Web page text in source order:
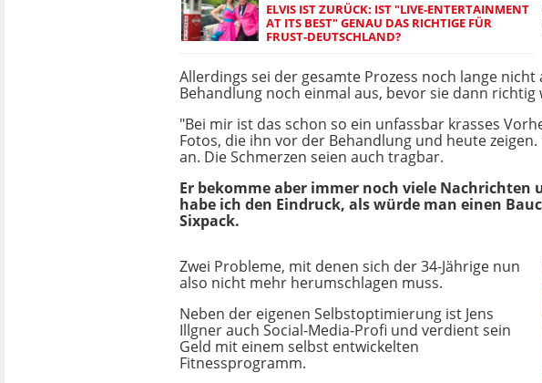
ELVIS IST ZURÜCK: IST "LIVE-ENTERTAINMENT
AT ITS BEST" GENAU DAS RICHTIGE FÜR
FRUST-DEUTSCHLAND?
Allerdings sei der gesamte Prozess noch lange
Behandlung noch einmal aus, bevor sie dann richtig
"Bei mir ist das schon so ein unfassbar krasses
Fotos, die ihn vor der Behandlung und heute
an. Die Schmerzen seien auch tragbar.
Er bekomme aber immer noch viele Nachrichten
habe ich den Eindruck, als würde man einen
Sixpack.
Zwei Probleme, mit denen sich der 34-Jährige nun
also nicht mehr herumschlagen muss.
Neben der eigenen Selbstoptimierung ist Jens
Illgner auch Social-Media-Profi und verdient sein
Geld mit einem selbst entwickelten
Fitnessprogramm.